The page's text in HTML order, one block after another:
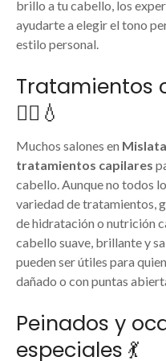
brillo a tu cabello, los
ayudarte a elegir el tono
estilo personal.
Tratamientos
💆‍♀️💧
Muchos salones en Mislata
tratamientos capilares
cabello. Aunque no todos
variedad de tratamientos,
de hidratación o nutrición
cabello suave, brillante y
pueden ser útiles para
dañado o con puntas
Peinados y
especiales 💃